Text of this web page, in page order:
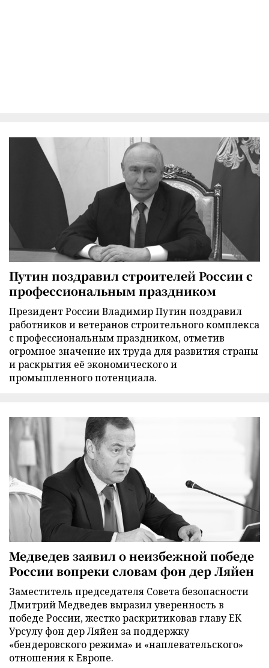
Путин поздравил строителей России с
профессиональным праздником
Президент России Владимир Путин поздравил
работников и ветеранов строительного комплекса
с профессиональным праздником, отметив
огромное значение их труда для развития страны
и раскрытия её экономического и
промышленного потенциала.
Медведев заявил о неизбежной победе
России вопреки словам фон дер Ляйен
Заместитель председателя Совета безопасности
Дмитрий Медведев выразил уверенность в
победе России, жестко раскритиковав главу ЕК
Урсулу фон дер Ляйен за поддержку
«бендеровского режима» и «наплевательского»
отношения к Европе.